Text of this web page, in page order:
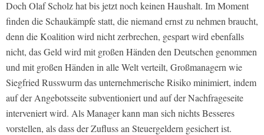
Doch Olaf Scholz hat bis jetzt noch keinen Haushalt. Im Moment
finden die Schaukämpfe statt, die niemand ernst zu nehmen braucht,
denn die Koalition wird nicht zerbrechen, gespart wird ebenfalls
nicht, das Geld wird mit großen Händen den Deutschen genommen
und mit großen Händen in alle Welt verteilt, Großmanagern wie
Siegfried Russwurm das unternehmerische Risiko minimiert, indem
auf der Angebotsseite subventioniert und auf der Nachfrageseite
interveniert wird. Als Manager kann man sich nichts Besseres
vorstellen, als dass der Zufluss an Steuergeldern gesichert ist.